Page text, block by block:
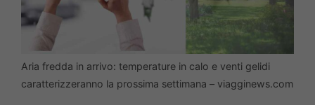
Aria fredda in arrivo: temperature in calo e venti gelidi
caratterizzeranno la prossima settimana – viagginews.com